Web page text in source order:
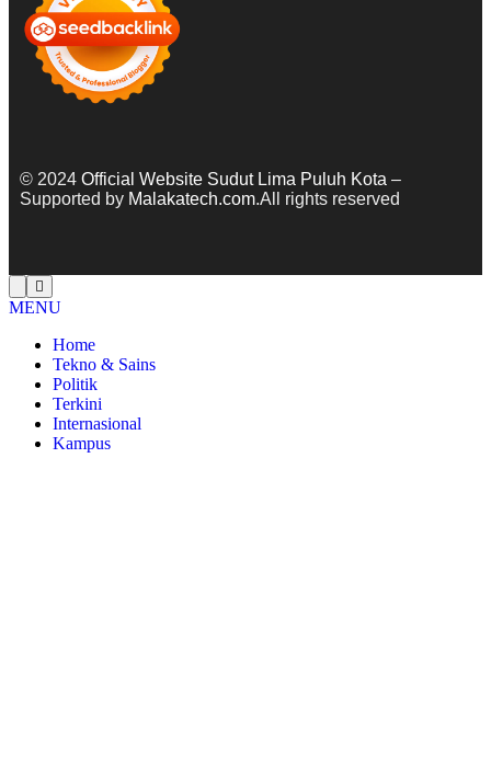
© 2024 Official Website Sudut Lima Puluh Kota –
Supported by Malakatech.com.All rights reserved
MENU
Home
Tekno & Sains
Politik
Terkini
Internasional
Kampus